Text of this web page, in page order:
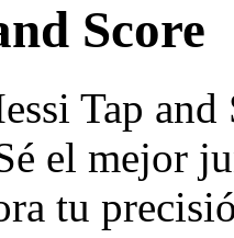
Score
Tap
el mejor
tu